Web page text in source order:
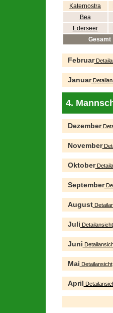
Katernostra
Bea
Ederseer
Gesamt
Februar
Januar
4.
Dezember
November
Oktober
September
August
Juli Detailansicht
Juni
Mai Detailansicht
April